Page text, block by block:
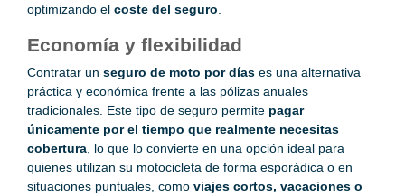
optimizando el coste del seguro
Economía y flexibilidad
Contratar un seguro de moto por días es una alternativa
práctica y económica frente a las pólizas anuales
tradicionales. Este tipo de seguro permite pagar
únicamente por el tiempo que realmente necesitas
cobertura , lo que lo convierte en una opción ideal para
quienes utilizan su motocicleta de forma esporádica o en
situaciones puntuales, como viajes cortos, vacaciones o